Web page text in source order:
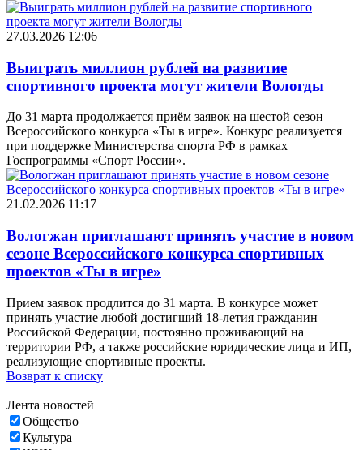
27.03.2026 12:06
Выиграть миллион рублей на развитие
спортивного проекта могут жители Вологды
До 31 марта продолжается приём заявок на шестой сезон
Всероссийского конкурса «Ты в игре». Конкурс реализуется
при поддержке Министерства спорта РФ в рамках
Госпрограммы «Спорт России».
21.02.2026 11:17
Вологжан приглашают принять участие в новом
сезоне Всероссийского конкурса спортивных
проектов «Ты в игре»
Прием заявок продлится до 31 марта. В конкурсе может
принять участие любой достигший 18-летия гражданин
Российской Федерации, постоянно проживающий на
территории РФ, а также российские юридические лица и ИП,
реализующие спортивные проекты.
Возврат к списку
Лента новостей
Общество
Культура